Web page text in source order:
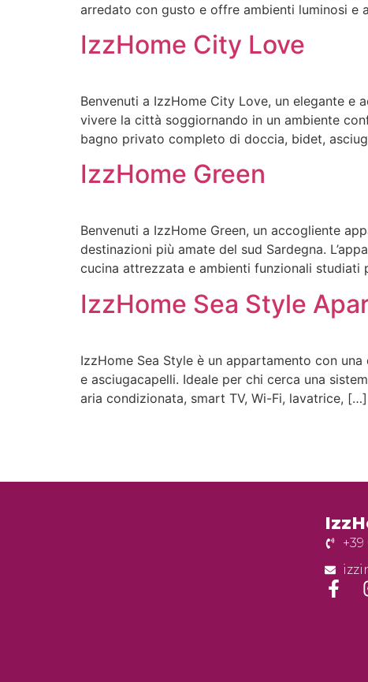
arredato con gusto e offre ambienti luminosi
IzzHome City Love
Benvenuti a IzzHome City Love, un elegante
vivere la città soggiornando in un ambiente
bagno privato completo di doccia, bidet,
IzzHome Green
Benvenuti a IzzHome Green, un accogliente
destinazioni più amate del sud Sardegna.
cucina attrezzata e ambienti funzionali
IzzHome Sea Style
IzzHome Sea Style è un appartamento con
e asciugacapelli. Ideale per chi cerca una
aria condizionata, smart TV, Wi-Fi, lavatrice, […]
+39